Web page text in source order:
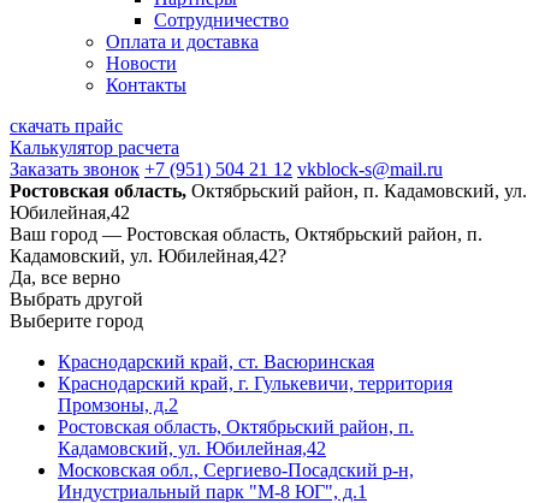
Сотрудничество
Оплата и доставка
Новости
Контакты
скачать прайс
Калькулятор расчета
Заказать звонок +7 (951) 504 21 12 vkblock-s@mail.ru
Ростовская область, Октябрьский район, п. Кадамовский, ул.
Юбилейная,42
Ваш город — Ростовская область, Октябрьский район, п.
Кадамовский, ул. Юбилейная,42?
Да, все верно
Выбрать другой
Выберите город
Краснодарский край, ст. Васюринская
Краснодарский край, г. Гулькевичи, территория
Промзоны, д.2
Ростовская область, Октябрьский район, п.
Кадамовский, ул. Юбилейная,42
Московская обл., Сергиево-Посадский р-н,
Индустриальный парк "М-8 ЮГ", д.1